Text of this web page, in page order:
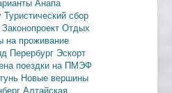
Туристический сбор
Законопроект Отдых
на проживание
Перербург Эскорт
поездки на ПМЭФ
Новые вершины
Алтайская